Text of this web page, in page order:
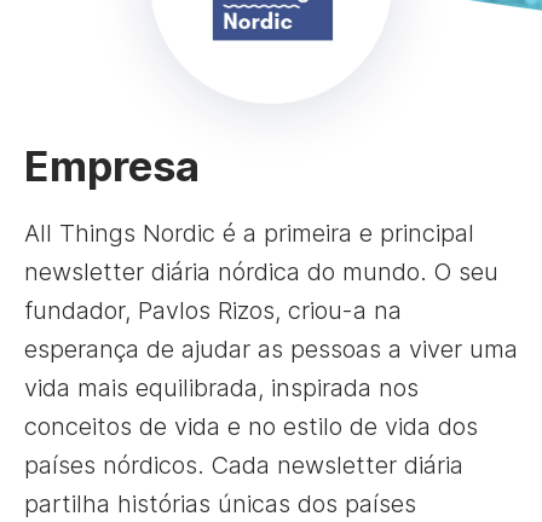
Empresa
All Things Nordic é a primeira e principal
newsletter diária nórdica do mundo. O seu
fundador, Pavlos Rizos, criou-a na
esperança de ajudar as pessoas a viver uma
vida mais equilibrada, inspirada nos
conceitos de vida e no estilo de vida dos
países nórdicos. Cada newsletter diária
partilha histórias únicas dos países